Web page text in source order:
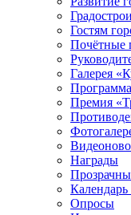
Гостям
Почётные
Галерея
Премия
Награды
Опросы